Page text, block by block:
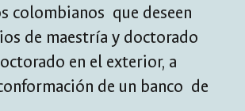
colombianos que deseen
de maestría y doctorado
en el exterior, a
de un banco de